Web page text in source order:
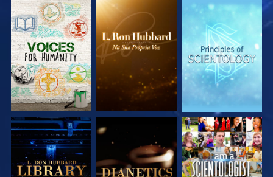
EXPLORE A SÉRIE EXPLORE A SÉRIE EXPLORE A SÉRIE
EXPLORE A SÉRIE EXPLORE A SÉRIE VEJA